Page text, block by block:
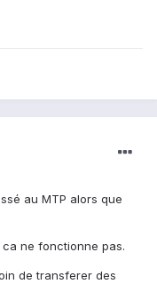
au MTP alors que
ne fonctionne pas.
de transferer des